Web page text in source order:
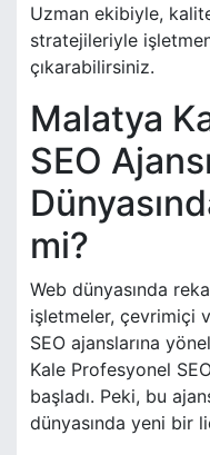
Uzman ekibiyle,
stratejileriyle
çıkarabilirsiniz.
Malatya
SEO
mi?
Web dünyasında
işletmeler, çevrimiçi
SEO ajanslarına
Kale Profesyonel
başladı. Peki, bu
dünyasında yeni bir